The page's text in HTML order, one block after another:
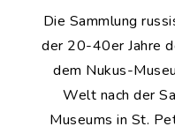
Die Sammlung
der 20-40er Jahre
dem Nukus-
Welt nach der
Museums in St.